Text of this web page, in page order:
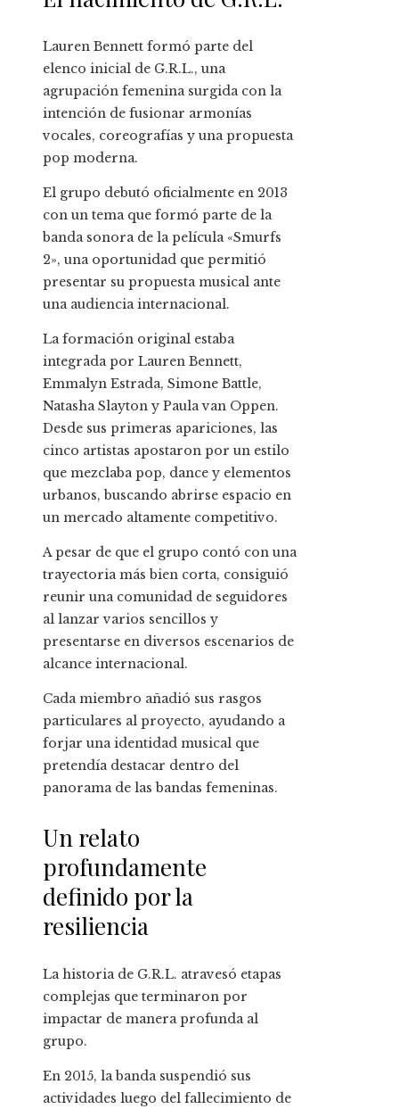
Lauren Bennett formó parte del
elenco inicial de G.R.L., una
agrupación femenina surgida con la
intención de fusionar armonías
vocales, coreografías y una propuesta
pop moderna.
El grupo debutó oficialmente en 2013
con un tema que formó parte de la
banda sonora de la película «Smurfs
2», una oportunidad que permitió
presentar su propuesta musical ante
una audiencia internacional.
La formación original estaba
integrada por Lauren Bennett,
Emmalyn Estrada, Simone Battle,
Natasha Slayton y Paula van Oppen.
Desde sus primeras apariciones, las
cinco artistas apostaron por un estilo
que mezclaba pop, dance y elementos
urbanos, buscando abrirse espacio en
un mercado altamente competitivo.
A pesar de que el grupo contó con una
trayectoria más bien corta, consiguió
reunir una comunidad de seguidores
al lanzar varios sencillos y
presentarse en diversos escenarios de
alcance internacional.
Cada miembro añadió sus rasgos
particulares al proyecto, ayudando a
forjar una identidad musical que
pretendía destacar dentro del
panorama de las bandas femeninas.
Un relato
profundamente
definido por la
resiliencia
La historia de G.R.L. atravesó etapas
complejas que terminaron por
impactar de manera profunda al
grupo.
En 2015, la banda suspendió sus
actividades luego del fallecimiento de